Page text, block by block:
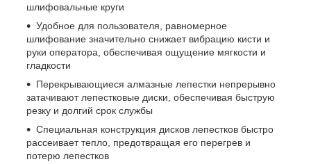
шлифовальные круги
Удобное для пользователя, равномерное
шлифование значительно снижает вибрацию кисти и
руки оператора, обеспечивая ощущение мягкости и
гладкости
Перекрывающиеся алмазные лепестки непрерывно
затачивают лепестковые диски, обеспечивая быструю
резку и долгий срок службы
Специальная конструкция дисков лепестков быстро
рассеивает тепло, предотвращая его перегрев и
потерю лепестков